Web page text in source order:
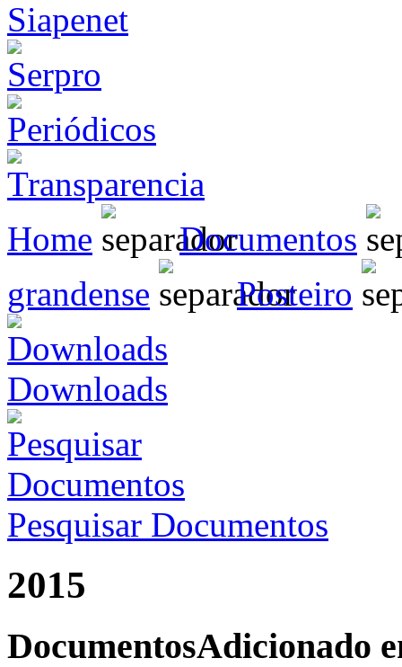
Home
Documentos
grandense
Posteiro
Downloads
Pesquisar Documentos
2015
DocumentosAdicionado